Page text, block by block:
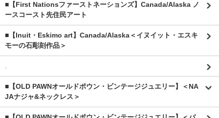
■【First Nationsファーストネーションズ】Canada/Alaska ノ
ースコースト先住民アート
■【Inuit・Eskimo art】Canada/Alaska＜イヌイット・エスキ
モーの石彫刻作品＞
.
■【OLD PAWNオールドポウン・ビンテージジュエリー】＜NA
JAナジャ&ネックレス＞